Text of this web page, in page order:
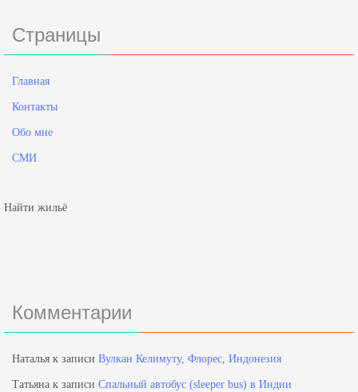
Страницы
Главная
Контакты
Обо мне
СМИ
Найти жильё
Комментарии
Наталья к записи Вулкан Келимуту, Флорес, Индонезия
Татьяна к записи Спальный автобус (sleeper bus) в Индии